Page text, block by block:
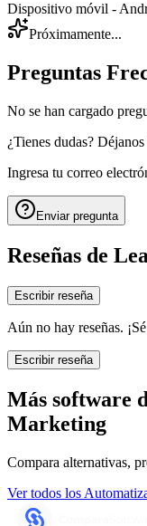
Dispositivo móvil -
Próximamente...
Preguntas
No se han cargado
¿Tienes dudas?
Ingresa tu correo
Enviar pregunta
Reseñas de
Escribir reseña
Aún no hay reseñas.
Escribir reseña
Más software
Marketing
Compara alternativas,
Ver todos los